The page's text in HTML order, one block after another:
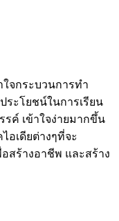
ใจกระบวนการทำ
ระโยชน์ในการเรียน
รค์ เข้าใจง่ายมากขึ้น
อเดียต่างๆที่จะ
อสร้างอาชีพ และสร้าง